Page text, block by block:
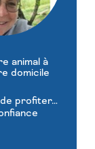
animal à
domicile
de profiter…